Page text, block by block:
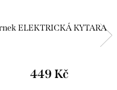
ELEKTRICKÁ KYTARA
449 Kč